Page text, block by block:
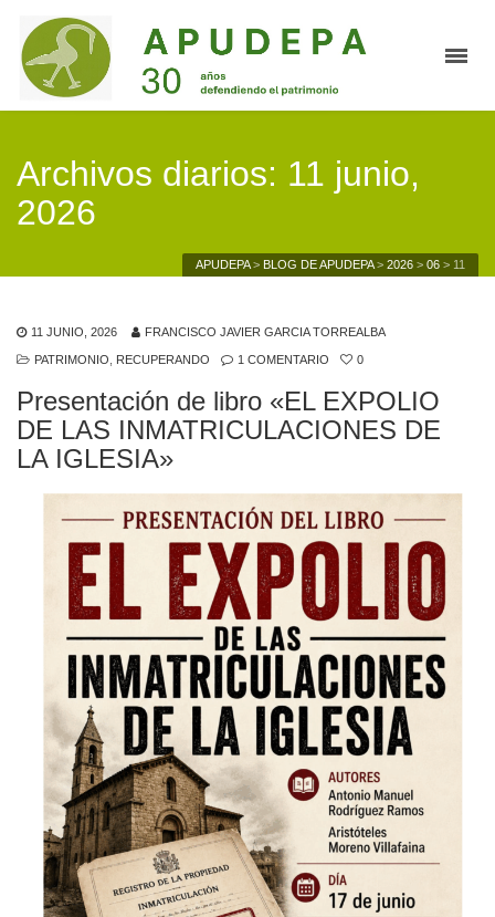
Archivos diarios: 11 junio,
2026
APUDEPA> BLOG DE APUDEPA> 2026 > 06 > 11
11 JUNIO, 2026 FRANCISCO JAVIER GARCIA TORREALBA
PATRIMONIO RECUPERANDO 1 COMENTARIO 0
Presentación de libro «EL EXPOLIO
DE LAS INMATRICULACIONES DE
LA IGLESIA»